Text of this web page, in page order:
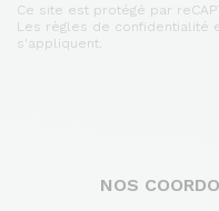
Ce site est protégé par
Les règles de confidentialité
s'appliquent.
NOS